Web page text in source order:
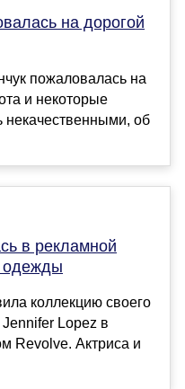
на дорогой
пожаловалась на
и некоторые
некачественными, об
в рекламной
одежды
коллекцию своего
Lopez в
Revolve. Актриса и